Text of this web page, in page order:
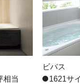
相当
ビバス
1621サ